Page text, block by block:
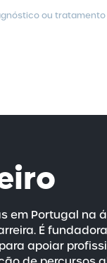
ou tratamento
em Portugal na
É
apoiar